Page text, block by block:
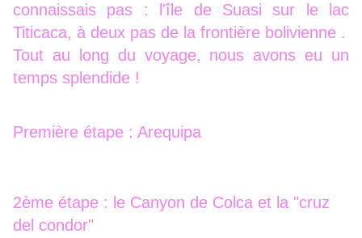
connaissais pas : l'île de Suasi sur le lac
Titicaca, à deux pas de la frontière bolivienne .
Tout au long du voyage, nous avons eu un
temps splendide !
Première étape : Arequipa
2ème étape : le Canyon de Colca et la "cruz
del condor"